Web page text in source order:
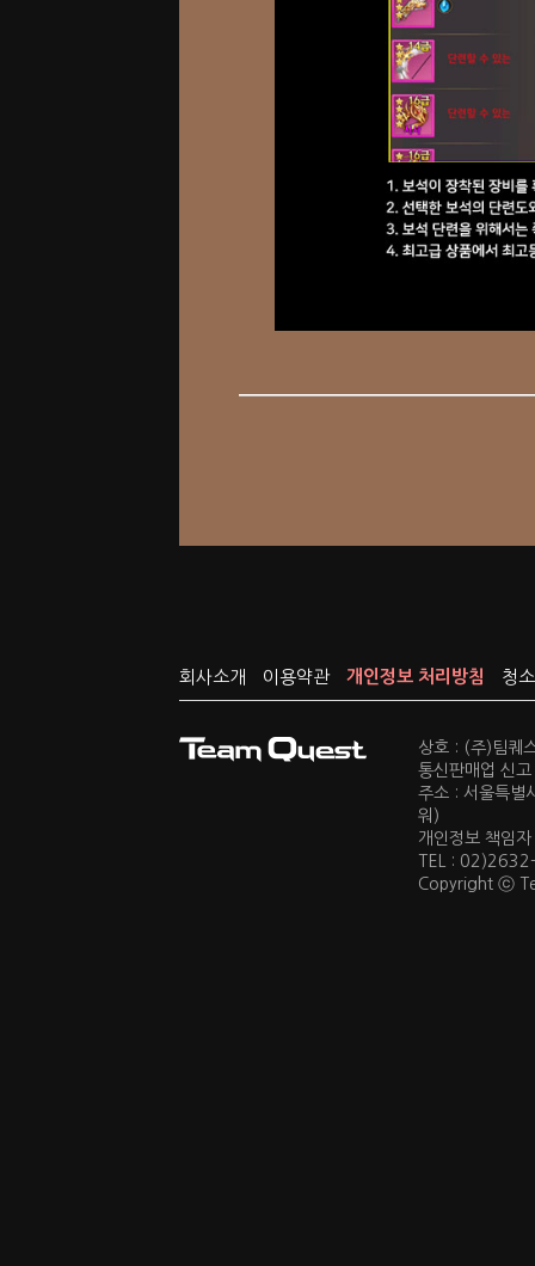
회사소개 이용약관 개인정보 처리방침 청
상호 : (주)팀퀘
통신판매업 신
주소 : 서울특
워)
개인정보 책
TEL :
Copyright ⓒ